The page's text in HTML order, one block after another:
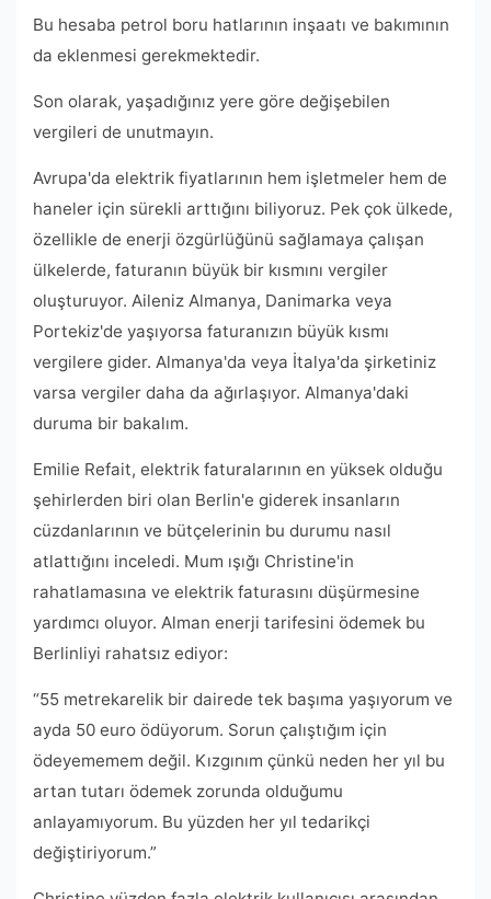
Bu hesaba petrol boru hatlarının inşaatı ve bakımının
da eklenmesi gerekmektedir.
Son olarak, yaşadığınız yere göre değişebilen
vergileri de unutmayın.
Avrupa'da elektrik fiyatlarının hem işletmeler hem de
haneler için sürekli arttığını biliyoruz. Pek çok ülkede,
özellikle de enerji özgürlüğünü sağlamaya çalışan
ülkelerde, faturanın büyük bir kısmını vergiler
oluşturuyor. Aileniz Almanya, Danimarka veya
Portekiz'de yaşıyorsa faturanızın büyük kısmı
vergilere gider. Almanya'da veya İtalya'da şirketiniz
varsa vergiler daha da ağırlaşıyor. Almanya'daki
duruma bir bakalım.
Emilie Refait, elektrik faturalarının en yüksek olduğu
şehirlerden biri olan Berlin'e giderek insanların
cüzdanlarının ve bütçelerinin bu durumu nasıl
atlattığını inceledi. Mum ışığı Christine'in
rahatlamasına ve elektrik faturasını düşürmesine
yardımcı oluyor. Alman enerji tarifesini ödemek bu
Berlinliyi rahatsız ediyor:
“55 metrekarelik bir dairede tek başıma yaşıyorum ve
ayda 50 euro ödüyorum. Sorun çalıştığım için
ödeyememem değil. Kızgınım çünkü neden her yıl bu
artan tutarı ödemek zorunda olduğumu
anlayamıyorum. Bu yüzden her yıl tedarikçi
değiştiriyorum.”